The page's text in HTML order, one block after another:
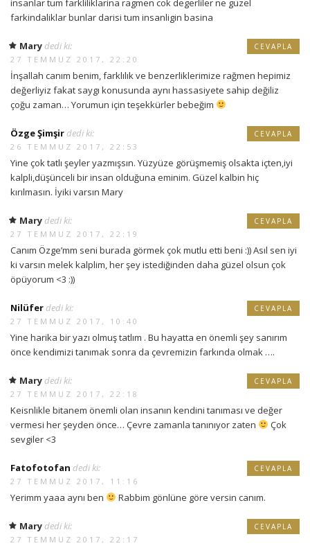
insanlar tum farkliliklarina ragmen cok degerliler ne guzel
farkindaliklar bunlar darisi tum insanligin basina
Mary dedi ki:
27 TEMMUZ 2017, 22:20
İnşallah canım benim, farklılık ve benzerliklerimize rağmen hepimiz
değerliyiz fakat saygı konusunda aynı hassasiyete sahip değiliz
çoğu zaman… Yorumun için teşekkürler bebeğim
CEVAPLA
Özge Şimşir dedi ki:
26 TEMMUZ 2017, 22:53
Yine çok tatlı şeyler yazmışsın. Yüzyüze görüşmemiş olsakta içten,iyi
kalpli,düşünceli bir insan olduğuna eminim. Güzel kalbin hiç
kırılmasın. İyiki varsın Mary
CEVAPLA
Mary dedi ki:
27 TEMMUZ 2017, 22:19
Canım Özge’mm seni burada görmek çok mutlu etti beni :)) Asıl sen iyi
ki varsın melek kalplim, her şey istediğinden daha güzel olsun çok
öpüyorum <3 :))
CEVAPLA
Nilüfer dedi ki:
27 TEMMUZ 2017, 10:40
Yine harika bir yazı olmuş tatlım . Bu hayatta en önemli şey sanırım
önce kendimizi tanımak sonra da çevremizin farkında olmak ….
CEVAPLA
Mary dedi ki:
27 TEMMUZ 2017, 22:18
Keisnlikle bitanem önemli olan insanın kendini tanıması ve değer
vermesi her şeyden önce… Çevre zamanla tanınıyor zaten
Çok
sevgiler <3
CEVAPLA
Fatofotofan dedi ki:
27 TEMMUZ 2017, 11:16
Yerimm yaaa aynı ben Rabbim gönlüne göre versin canım.
CEVAPLA
Mary dedi ki:
27 TEMMUZ 2017, 22:17
CEVAPLA